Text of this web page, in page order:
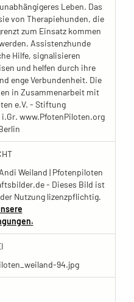
Leben. Das
von Therapiehunden, die
zum Einsatz kommen
Assistenzhunde
Hilfe, signalisieren
und helfen durch ihre
enge Verbundenheit. Die
in Zusammenarbeit mit
e.V. - Stiftung
www.PfotenPiloten.org
Weiland | Pfotenpiloten
- Dieses Bild ist
Nutzung lizenzpflichtig.
94.jpg